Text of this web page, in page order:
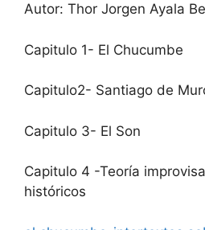
Autor: Thor Jorgen Ayala
Capitulo 1- El Chucumbe
Capitulo2- Santiago de
Capitulo 3- El Son
Capitulo 4 -Teoría
históricos